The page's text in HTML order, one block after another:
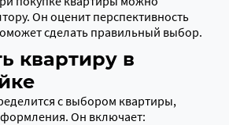
Он оценит перспективность
сделать правильный выбор.
квартиру в
с выбором квартиры,
Он включает: